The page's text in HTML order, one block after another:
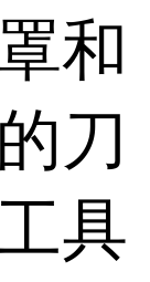
和
刀
具